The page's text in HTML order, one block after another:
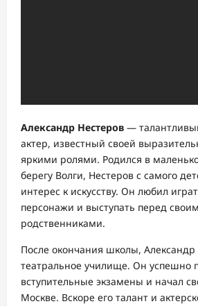
Александр Нестеров —
актер, известный своей
яркими ролями. Родился в
берегу Волги, Нестеров с самого
интерес к искусству. Он любил
персонажи и выступать перед
родственниками.
После окончания школы,
театральное училище. Он успешно
вступительные экзамены и начал
Москве. Вскоре его талант и